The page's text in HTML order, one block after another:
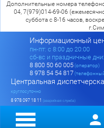
Дополнительные номера
04, 7(979)014-69-06
суббота с 8-16 часов,
Информационный
пн-пт: c 8:00 до 20:00
сб-вс и праздничные
8 800 50 60 005(оператор)
8 978 54 54 817
Центральная
круглосуточно
8 978 097 18 11 (аварийная служба)